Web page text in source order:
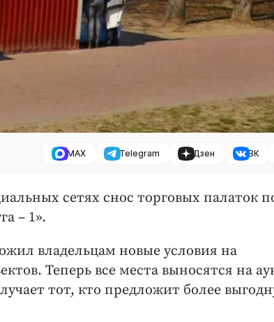
MAX Telegram Дзен ВК
сетях снос торговых палаток
– 1».
владельцам новые условия на
Теперь все места выносятся на
тот, кто предложит более